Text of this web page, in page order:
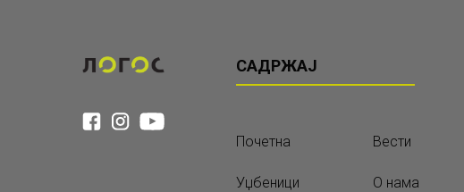
САДРЖАЈ
Почетна Вести
Уџбеници О нама